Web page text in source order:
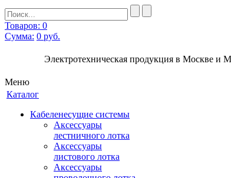
Товаров: 0
Сумма: 0 руб.
Электротехническая продукция в Москве и
Меню
Каталог
Кабеленесущие системы
Аксессуары
лестничного лотка
Аксессуары
листового лотка
Аксессуары